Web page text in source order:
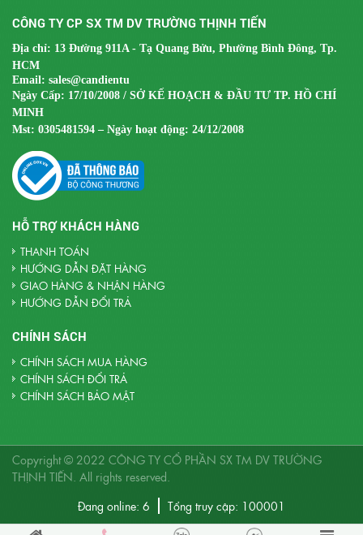
CÔNG TY CP SX TM DV TRƯỜNG THỊNH TIẾN
Địa chỉ: 13 Đường 911A - Tạ Quang Bửu, Phường Bình Đông, Tp.
HCM
Email: sales@candientu
Ngày Cấp: 17/10/2008 / SỞ KẾ HOẠCH & ĐẦU TƯ TP. HỒ CHÍ
MINH
Mst: 0305481594 – Ngày hoạt động: 24/12/2008
HỖ TRỢ KHÁCH HÀNG
THANH TOÁN
HƯỚNG DẪN ĐẶT HÀNG
GIAO HÀNG & NHẬN HÀNG
HƯỚNG DẪN ĐỔI TRẢ
CHÍNH SÁCH
CHÍNH SÁCH MUA HÀNG
CHÍNH SÁCH ĐỔI TRẢ
CHÍNH SÁCH BẢO MẬT
Copyright © 2022 CÔNG TY CỔ PHẦN SX TM DV TRƯỜNG
THỊNH TIẾN . All rights reserved.
Đang online: 6 Tổng truy cập: 100001